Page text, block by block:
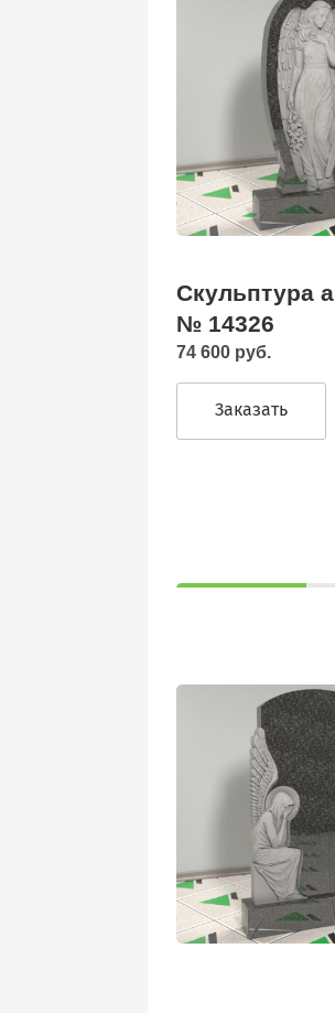
Скульптура
№ 14326
74 600 руб.
Заказать